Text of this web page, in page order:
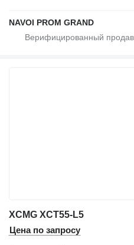
NAVOI PROM GRAND
XCMG XCT55-L5
Цена по запросу